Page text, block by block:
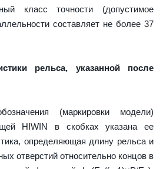
класс точности (допустимое
составляет не более 37
рельса, указанной после
(маркировки модели)
HIWIN в скобках указана ее
определяющая длину рельса и
отверстий относительно концов в